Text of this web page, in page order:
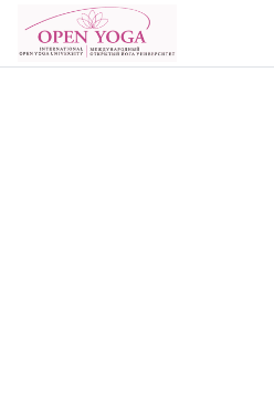
Перейти к основному содержанию